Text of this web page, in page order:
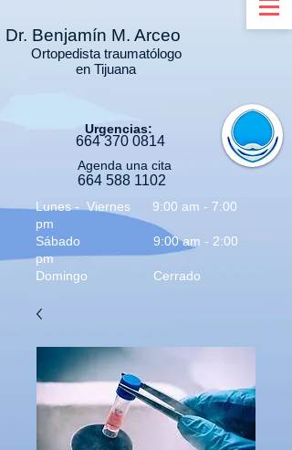
Agenda una cita
664 588 1102
Dr. Benjamín M. Arceo
Ortopedista traumatólogo
en Tijuana
Urgencias:
664 370 0814
Lunes - Viernes 9:00 am - 7:00
pm
Sábado 9:00 am - 2:00
pm
Domingo Cerrado